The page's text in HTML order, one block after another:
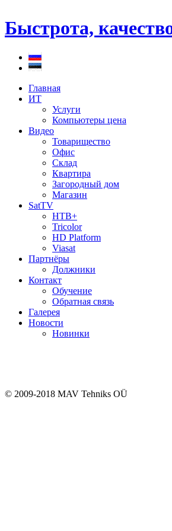
Быстрота,
Главная
ИТ
Услуги
Компьютеры цена
Видео
Товарищество
Офис
Склад
Квартира
Загородный дом
Магазин
SatTV
НТВ+
Tricolor
HD Platform
Viasat
Партнёры
Должники
Контакт
Обучение
Обратная связь
Галерея
Новости
Новинки
© 2009-2018 MAV Tehniks OÜ